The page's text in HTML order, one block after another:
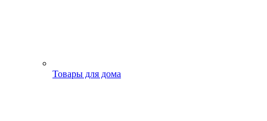
Товары для дома